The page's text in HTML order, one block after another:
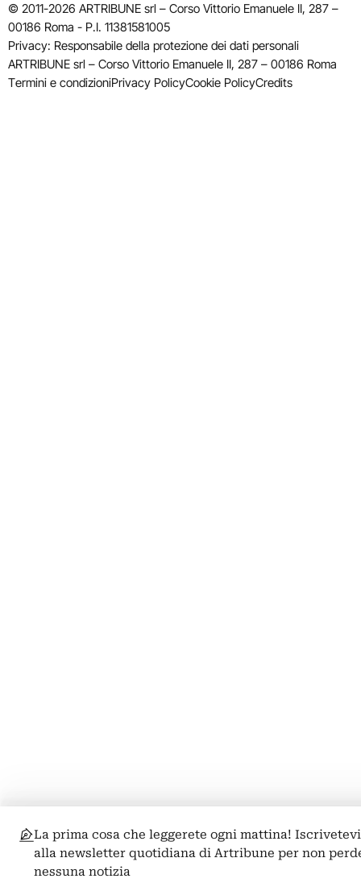
© 2011-2026 ARTRIBUNE srl – Corso Vittorio Emanuele II, 287 –
00186 Roma - P.I. 11381581005
Privacy: Responsabile della protezione dei dati personali
ARTRIBUNE srl – Corso Vittorio Emanuele II, 287 – 00186 Roma
Termini e condizioniPrivacy PolicyCookie PolicyCredits
La prima cosa che leggerete ogni mattina! Iscrivetevi
alla newsletter quotidiana di Artribune per non
nessuna notizia